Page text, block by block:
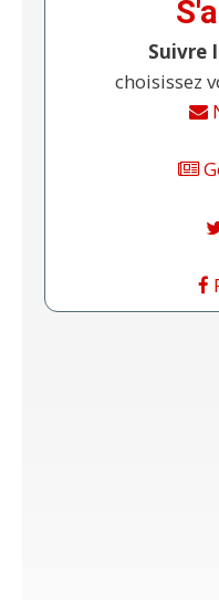
Suivre
choisissez